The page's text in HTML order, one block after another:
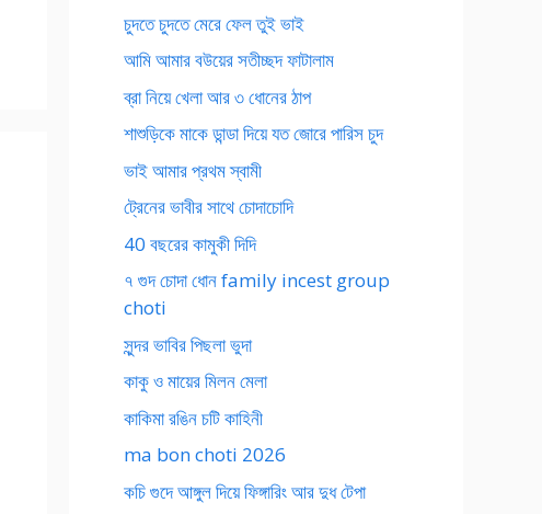
চুদতে চুদতে মেরে ফেল তুই ভাই
আমি আমার বউয়ের সতীচ্ছদ ফাটালাম
ব্রা নিয়ে খেলা আর ৩ ধোনের ঠাপ
শাশুড়িকে মাকে ডান্ডা দিয়ে যত জোরে পারিস চুদ
ভাই আমার প্রথম স্বামী
ট্রেনের ভাবীর সাথে চোদাচোদি
40 বছরের কামুকী দিদি
৭ গুদ চোদা ধোন family incest group
choti
সুন্দর ভাবির পিছলা ভুদা
কাকু ও মায়ের মিলন মেলা
কাকিমা রঙিন চটি কাহিনী
ma bon choti 2026
কচি গুদে আঙ্গুল দিয়ে ফিঙ্গারিং আর দুধ টেপা